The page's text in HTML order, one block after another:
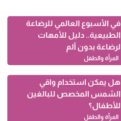
في الأسبوع العالمي للرضاعة
الطبيعية.. دليل للأمهات
لرضاعة بدون ألم
المرأة والطفل
هل يمكن استخدام واقي
الشمس المخصص للبالغين
للأطفال؟
المرأة والطفل